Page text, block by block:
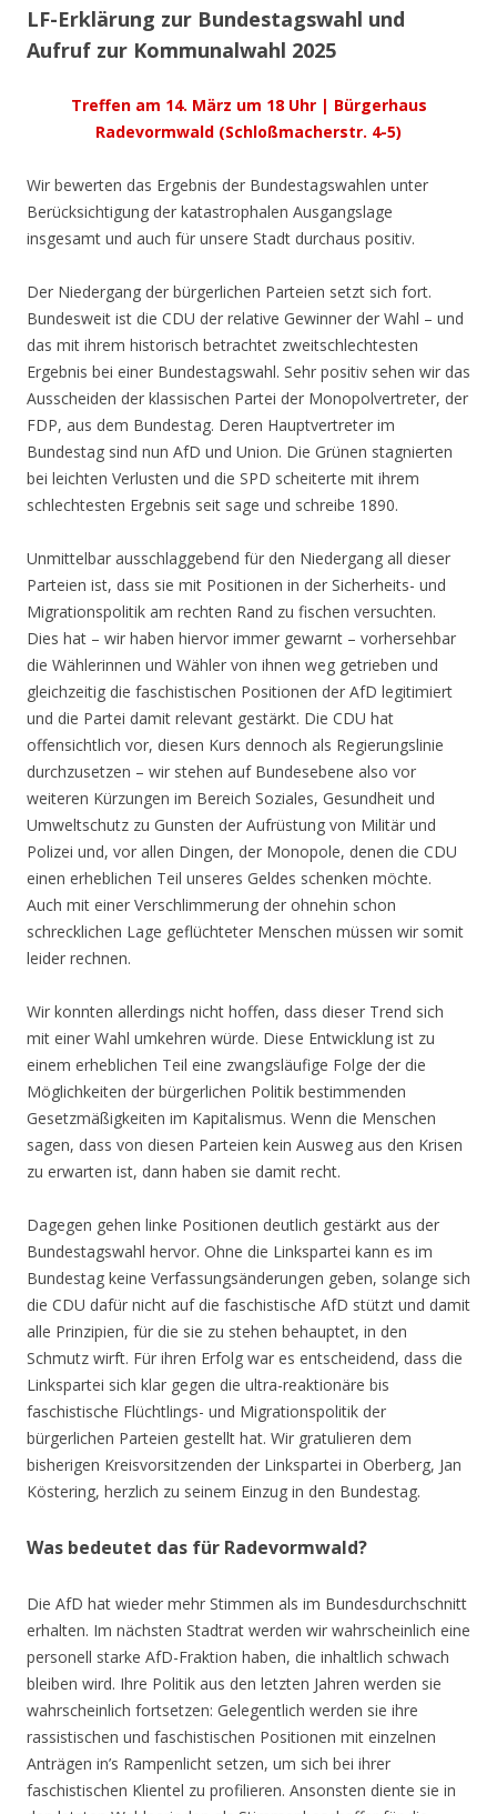
LF-Erklärung zur Bundestagswahl und
Aufruf zur Kommunalwahl 2025
Treffen am 14. März um 18 Uhr | Bürgerhaus
Radevormwald (Schloßmacherstr. 4-5)
Wir bewerten das Ergebnis der Bundestagswahlen unter
Berücksichtigung der katastrophalen Ausgangslage
insgesamt und auch für unsere Stadt durchaus positiv.
Der Niedergang der bürgerlichen Parteien setzt sich fort.
Bundesweit ist die CDU der relative Gewinner der Wahl – und
das mit ihrem historisch betrachtet zweitschlechtesten
Ergebnis bei einer Bundestagswahl. Sehr positiv sehen wir das
Ausscheiden der klassischen Partei der Monopolvertreter, der
FDP, aus dem Bundestag. Deren Hauptvertreter im
Bundestag sind nun AfD und Union. Die Grünen stagnierten
bei leichten Verlusten und die SPD scheiterte mit ihrem
schlechtesten Ergebnis seit sage und schreibe 1890.
Unmittelbar ausschlaggebend für den Niedergang all dieser
Parteien ist, dass sie mit Positionen in der Sicherheits- und
Migrationspolitik am rechten Rand zu fischen versuchten.
Dies hat – wir haben hiervor immer gewarnt – vorhersehbar
die Wählerinnen und Wähler von ihnen weg getrieben und
gleichzeitig die faschistischen Positionen der AfD legitimiert
und die Partei damit relevant gestärkt. Die CDU hat
offensichtlich vor, diesen Kurs dennoch als Regierungslinie
durchzusetzen – wir stehen auf Bundesebene also vor
weiteren Kürzungen im Bereich Soziales, Gesundheit und
Umweltschutz zu Gunsten der Aufrüstung von Militär und
Polizei und, vor allen Dingen, der Monopole, denen die CDU
einen erheblichen Teil unseres Geldes schenken möchte.
Auch mit einer Verschlimmerung der ohnehin schon
schrecklichen Lage geflüchteter Menschen müssen wir somit
leider rechnen.
Wir konnten allerdings nicht hoffen, dass dieser Trend sich
mit einer Wahl umkehren würde. Diese Entwicklung ist zu
einem erheblichen Teil eine zwangsläufige Folge der die
Möglichkeiten der bürgerlichen Politik bestimmenden
Gesetzmäßigkeiten im Kapitalismus. Wenn die Menschen
sagen, dass von diesen Parteien kein Ausweg aus den Krisen
zu erwarten ist, dann haben sie damit recht.
Dagegen gehen linke Positionen deutlich gestärkt aus der
Bundestagswahl hervor. Ohne die Linkspartei kann es im
Bundestag keine Verfassungsänderungen geben, solange sich
die CDU dafür nicht auf die faschistische AfD stützt und damit
alle Prinzipien, für die sie zu stehen behauptet, in den
Schmutz wirft. Für ihren Erfolg war es entscheidend, dass die
Linkspartei sich klar gegen die ultra-reaktionäre bis
faschistische Flüchtlings- und Migrationspolitik der
bürgerlichen Parteien gestellt hat. Wir gratulieren dem
bisherigen Kreisvorsitzenden der Linkspartei in Oberberg, Jan
Köstering, herzlich zu seinem Einzug in den Bundestag.
Was bedeutet das für Radevormwald?
Die AfD hat wieder mehr Stimmen als im Bundesdurchschnitt
erhalten. Im nächsten Stadtrat werden wir wahrscheinlich eine
personell starke AfD-Fraktion haben, die inhaltlich schwach
bleiben wird. Ihre Politik aus den letzten Jahren werden sie
wahrscheinlich fortsetzen: Gelegentlich werden sie ihre
rassistischen und faschistischen Positionen mit einzelnen
Anträgen in’s Rampenlicht setzen, um sich bei ihrer
faschistischen Klientel zu profilieren. Ansonsten diente sie in